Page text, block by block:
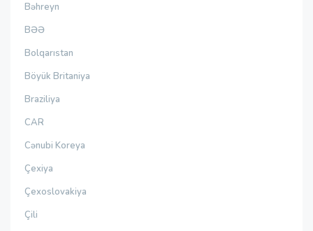
Bəhreyn
BƏƏ
Bolqarıstan
Böyük Britaniya
Braziliya
CAR
Cənubi Koreya
Çexiya
Çexoslovakiya
Çili